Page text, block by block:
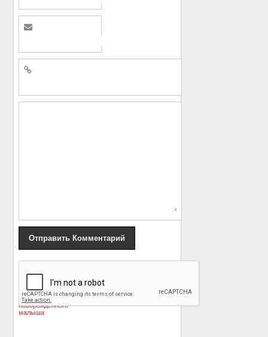
Энрике Иглесиас
показал
умилительные фото
новорожденного
малыша
отстают от своего